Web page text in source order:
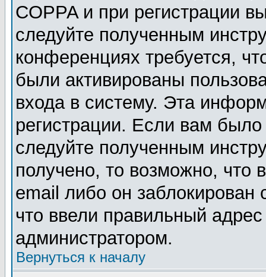
COPPA и при регистрации
следуйте полученным
конференциях требуется,
были активированы
входа в систему. Эта
регистрации. Если вам
следуйте полученным
получено, то возможно, что
email либо он
что ввели правильный
администратором.
Вернуться к началу